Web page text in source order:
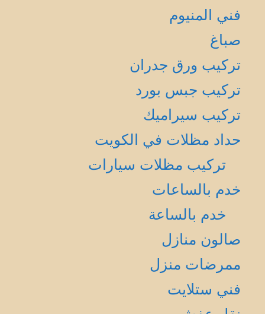
فني المنيوم
صباغ
تركيب ورق جدران
تركيب جبس بورد
تركيب سيراميك
حداد مظلات في الكويت
تركيب مظلات سيارات
خدم بالساعات
خدم بالساعة
صالون منازل
ممرضات منزل
فني ستلايت